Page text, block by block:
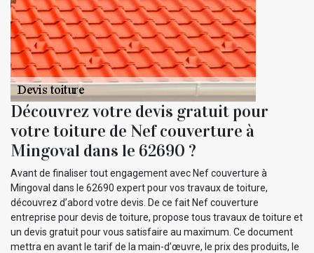
Découvrez votre devis gratuit pour
votre toiture de Nef couverture à
Mingoval dans le 62690 ?
Avant de finaliser tout engagement avec Nef couverture à
Mingoval dans le 62690 expert pour vos travaux de toiture,
découvrez d’abord votre devis. De ce fait Nef couverture
entreprise pour devis de toiture, propose tous travaux de toiture et
un devis gratuit pour vous satisfaire au maximum. Ce document
mettra en avant le tarif de la main-d’œuvre, le prix des produits, le